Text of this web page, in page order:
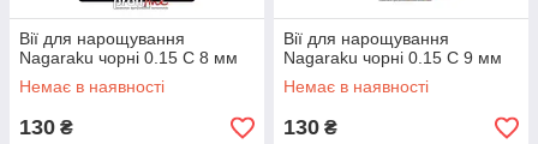
Вії для нарощування
Nagaraku чорні 0.15 C 8 мм
Немає в наявності
130 ₴
Вії для нарощування
Nagaraku чорні 0.15 C 9 мм
Немає в наявності
130 ₴